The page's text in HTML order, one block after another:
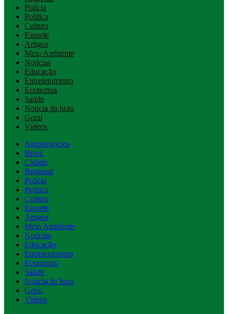
Polícia
Política
Cultura
Esporte
Artigos
Meio Ambiente
Notícias
Educação
Entretenimento
Economia
Saúde
Notícia da hora
Geral
Vídeos
Agronegócios
Brasil
Cidade
Regional
Polícia
Política
Cultura
Esporte
Artigos
Meio Ambiente
Notícias
Educação
Entretenimento
Economia
Saúde
Notícia da hora
Geral
Vídeos